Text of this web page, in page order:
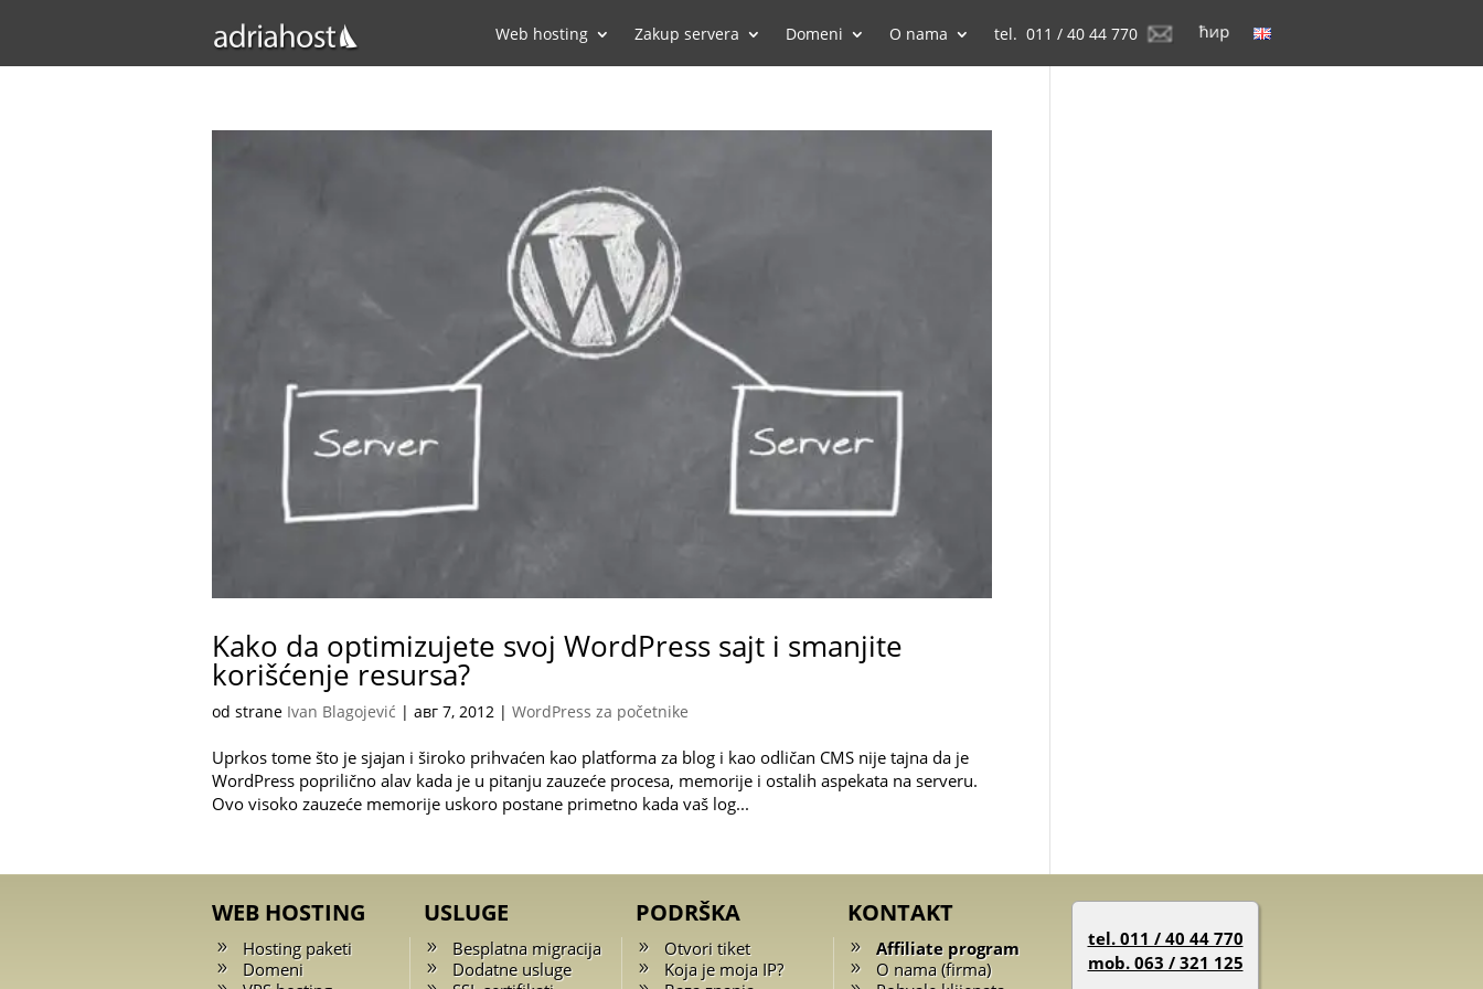
Web hosting Zakup servera Domeni O nama tel. 011 / 40 44 770
Kako da optimizujete svoj WordPress sajt i smanjite
korišćenje resursa?
od strane Ivan Blagojević | авг 7, 2012 | WordPress za početnike
Uprkos tome što je sjajan i široko prihvaćen kao platforma za blog i kao odličan CMS nije tajna da je
WordPress poprilično alav kada je u pitanju zauzeće procesa, memorije i ostalih aspekata na serveru.
Ovo visoko zauzeće memorije uskoro postane primetno kada vaš log...
WEB HOSTING
Hosting paketi
Domeni
USLUGE
Besplatna migracija
Dodatne usluge
PODRŠKA
Otvori tiket
Koja je moja IP?
KONTAKT
Affiliate program
O nama (firma)
tel. 011 / 40 44 770
mob. 063 / 321 125